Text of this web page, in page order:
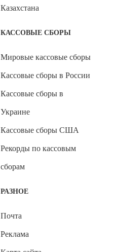
Казахстана
КАССОВЫЕ СБОРЫ
Мировые кассовые сборы
Кассовые сборы в России
Кассовые сборы в
Украине
Кассовые сборы США
Рекорды по кассовым
сборам
РАЗНОЕ
Почта
Реклама